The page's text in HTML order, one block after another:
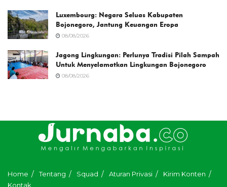
Luxembourg: Negara Seluas Kabupaten
Bojonegoro, Jantung Keuangan Eropa
08/08/2026
Jagong Lingkungan: Perlunya Tradisi Pilah Sampah
Untuk Menyelamatkan Lingkungan Bojonegoro
08/08/2026
Home Tentang Squad Aturan Privasi
Kirim Konten
Kontak